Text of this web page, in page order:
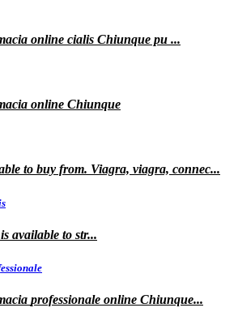
online cialis Chiunque pu ...
online Chiunque
to buy from. Viagra, viagra, connec...
available to str...
professionale online Chiunque...